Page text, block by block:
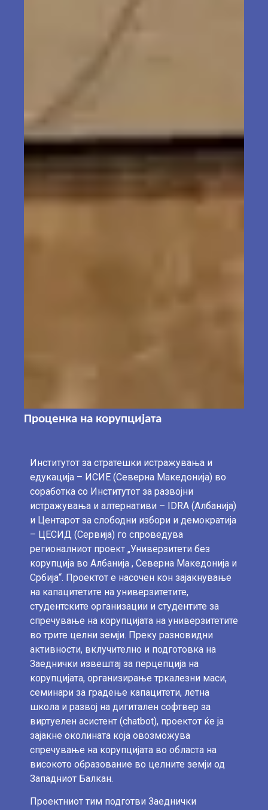
Проценка на корупцијата
Институтот за стратешки истражувања и
едукација – ИСИЕ (Северна Македонија) во
соработка со Институтот за развојни
истражувања и алтернативи – IDRA (Албанија)
и Центарот за слободни избори и демократија
– ЦЕСИД (Сервија) го спроведува
регионалниот проект „Универзитети без
корупција во Албанија , Северна Македонија и
Србија“. Проектот е насочен кон зајакнување
на капацитетите на универзитетите,
студентските организации и студентите за
спречување на корупцијата на универзитетите
во трите целни земји. Преку разновидни
активности, вклучително и подготовка на
Заеднички извештај за перцепција на
корупцијата, организирање тркалезни маси,
семинари за градење капацитети, летна
школа и развој на дигитален софтвер за
виртуелен асистент (chatbot), проектот ќе ја
зајакне околината која овозможува
спречување на корупцијата во областа на
високото образование во целните земји од
Западниот Балкан.
Проектниот тим подготви Заеднички